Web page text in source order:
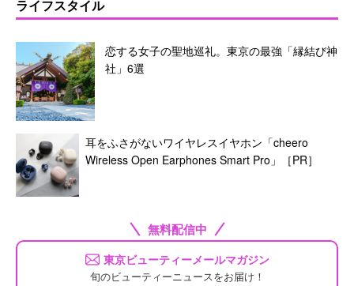
ライフスタイル
恋する女子の聖地巡礼。東京の最強「縁結び神
社」6選
耳をふさがないワイヤレスイヤホン「cheero
Wireless Open Earphones Smart Pro」［PR］
無料配信中
東京ビューティーメールマガジン
旬のビューティーニュースをお届け！